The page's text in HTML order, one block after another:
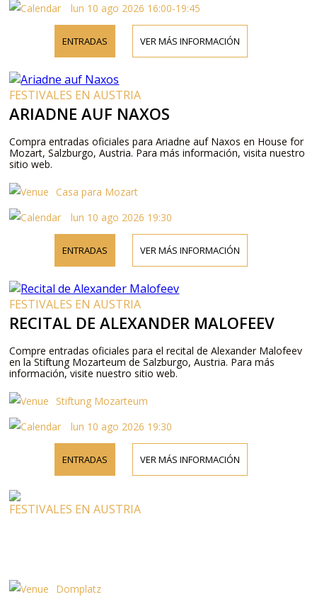
lun 10 ago 2026 16:00-19:45
ENTRADAS VER MÁS INFORMACIÓN
FESTIVALES EN AUSTRIA
ARIADNE AUF NAXOS
Compra entradas oficiales para Ariadne auf Naxos en House for
Mozart, Salzburgo, Austria. Para más información, visita nuestro
sitio web.
Casa para Mozart
lun 10 ago 2026 19:30
ENTRADAS VER MÁS INFORMACIÓN
FESTIVALES EN AUSTRIA
RECITAL DE ALEXANDER MALOFEEV
Compre entradas oficiales para el recital de Alexander Malofeev
en la Stiftung Mozarteum de Salzburgo, Austria. Para más
información, visite nuestro sitio web.
Stiftung Mozarteum
lun 10 ago 2026 19:30
ENTRADAS VER MÁS INFORMACIÓN
FESTIVALES EN AUSTRIA
Domplatz